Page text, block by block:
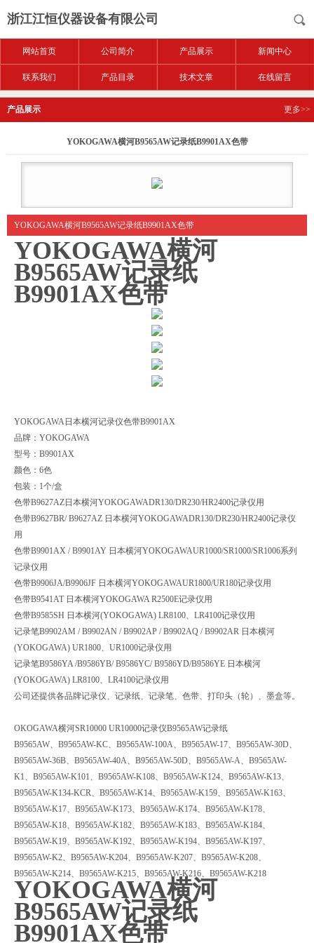
浙江江恒仪器设备有限公司
网站首页 公司简介 产品展示 新闻中心
联系我们 产品目录 技术文章 在线留言
产品展示 更多>>
YOKOGAWA横河B9565AW记录纸B9901AX色带
YOKOGAWA横河B9565AW记录纸B9901AX色带
YOKOGAWA横河
B9565AW记录纸
B9901AX色带
YOKOGAWA日本横河记录仪色带B9901AX
品牌：YOKOGAWA
型号：B9901AX
颜色：6色
包装：1个/盒
色带B9627AZ日本横河YOKOGAWADR130/DR230/HR2400记录仪用
色带B9627BR/ B9627AZ 日本横河YOKOGAWADR130/DR230/HR2400记录仪
用
色带B9901AX / B9901AY 日本横河YOKOGAWAUR1000/SR1000/SR1006系列
记录仪用
色带B9906JA/B9906JF 日本横河YOKOGAWAUR1800/UR180记录仪用
色带B9541AT 日本横河YOKOGAWA R2500E记录仪用
色带B9585SH 日本横河(YOKOGAWA) LR8100、LR4100记录仪用
记录笔B9902AM / B9902AN / B9902AP / B9902AQ / B9902AR 日本横河
(YOKOGAWA) UR1800、UR1000记录仪用
记录笔B9586YA /B9586YB/ B9586YC/ B9586YD/B9586YE 日本横河
(YOKOGAWA) LR8100、LR4100记录仪用
公司还提供各品牌记录仪、记录纸、记录笔、色带、打印头（轮）、墨盒等。
OKOGAWA横河SR10000 UR10000记录仪B9565AW记录纸
B9565AW、B9565AW-KC、B9565AW-100A、B9565AW-17、B9565AW-30D、
B9565AW-36B、B9565AW-40A、B9565AW-50D、B9565AW-A、B9565AW-
K1、B9565AW-K101、B9565AW-K108、B9565AW-K124、B9565AW-K13、
B9565AW-K134-KCR、B9565AW-K14、B9565AW-K159、B9565AW-K163、
B9565AW-K17、B9565AW-K173、B9565AW-K174、B9565AW-K178、
B9565AW-K18、B9565AW-K182、B9565AW-K183、B9565AW-K184、
B9565AW-K19、B9565AW-K192、B9565AW-K194、B9565AW-K197、
B9565AW-K2、B9565AW-K204、B9565AW-K207、B9565AW-K208、
B9565AW-K214、B9565AW-K215、B9565AW-K216、B9565AW-K218
YOKOGAWA横河
B9565AW记录纸
B9901AX色带